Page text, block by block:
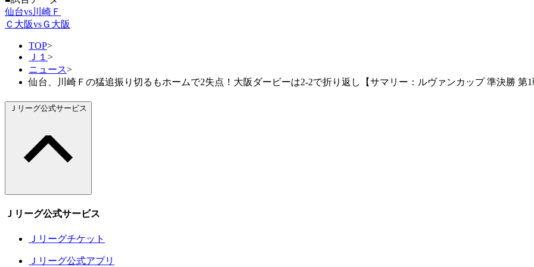
仙台vs川崎Ｆ
Ｃ大阪vsＧ大阪
TOP>
Ｊ１ >
ニュース>
仙台、川崎Ｆの猛追振り切るもホームで2失点！大阪ダービーは2-2で折り返し【サマリー：ルヴァンカップ 準決勝 第
Ｊリーグ公式サービス
Ｊリーグ公式サービス
Ｊリーグチケット
Ｊリーグ公式アプリ